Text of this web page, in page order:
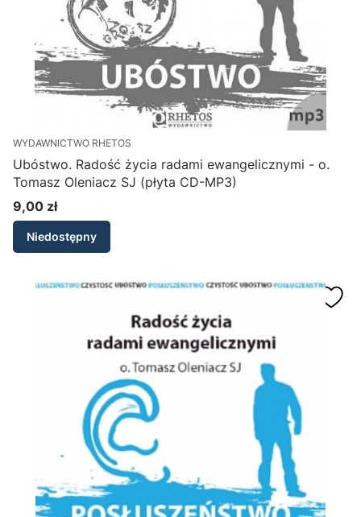
WYDAWNICTWO RHETOS
Ubóstwo. Radość życia radami ewangelicznymi - o.
Tomasz Oleniacz SJ (płyta CD-MP3)
Cena
9,00 zł
Niedostępny